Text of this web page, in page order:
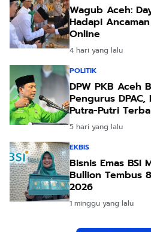
Wagub Aceh:
Hadapi
Online
4 hari yang lalu
POLITIK
DPW PKB Aceh
Pengurus
Putra-Putri
5 hari yang lalu
EKBIS
Bisnis Emas BSI
Bullion Tembus
2026
1 minggu yang lalu